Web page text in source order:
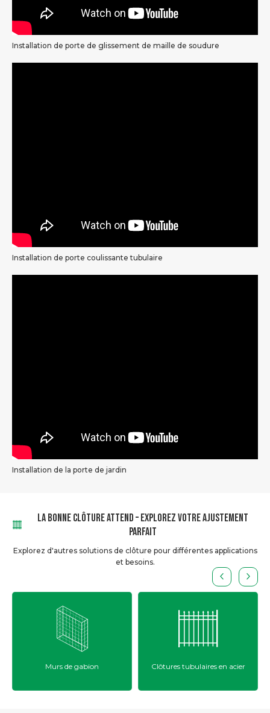
Installation de porte de glissement de maille de soudure
Installation de porte coulissante tubulaire
Installation de la porte de jardin
LA BONNE CLÔTURE ATTEND – EXPLOREZ VOTRE AJUSTEMENT
PARFAIT
Explorez d'autres solutions de clôture pour différentes applications
et besoins.
Clôtures tubulaires en acier
Clôtures de maillon de